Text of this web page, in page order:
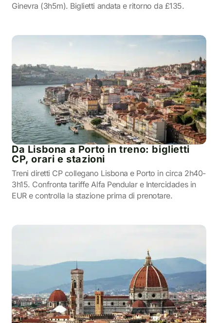
Ginevra (3h5m). Biglietti andata e ritorno da £135.
Da Lisbona a Porto in treno: biglietti
CP, orari e stazioni
Treni diretti CP collegano Lisbona e Porto in circa 2h40-
3h15. Confronta tariffe Alfa Pendular e Intercidades in
EUR e controlla la stazione prima di prenotare.